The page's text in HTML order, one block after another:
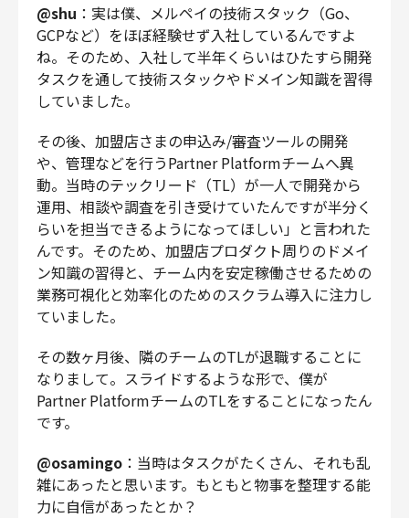
@shu ：実は僕、メルペイの技術スタック（Go、
GCPなど）をほぼ経験せず入社しているんですよ
ね。そのため、入社して半年くらいはひたすら開発
タスクを通して技術スタックやドメイン知識を習得
していました。
その後、加盟店さまの申込み/審査ツールの開発
や、管理などを行うPartner Platformチームへ異
動。当時のテックリード（TL）が一人で開発から
運用、相談や調査を引き受けていたんですが半分く
らいを担当できるようになってほしい」と言われた
んです。そのため、加盟店プロダクト周りのドメイ
ン知識の習得と、チーム内を安定稼働させるための
業務可視化と効率化のためのスクラム導入に注力し
ていました。
その数ヶ月後、隣のチームのTLが退職することに
なりまして。スライドするような形で、僕が
Partner PlatformチームのTLをすることになったん
です。
@osamingo ：当時はタスクがたくさん、それも乱
雑にあったと思います。もともと物事を整理する能
力に自信があったとか？